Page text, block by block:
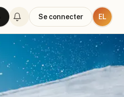
Se connecter EL